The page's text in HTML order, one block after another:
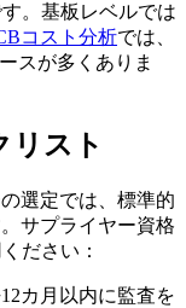
。基板レベルでは
コスト分析では、
スが多くありま
リスト
選定では、標準的
サプライヤー資格
ださい：
カ月以内に監査を